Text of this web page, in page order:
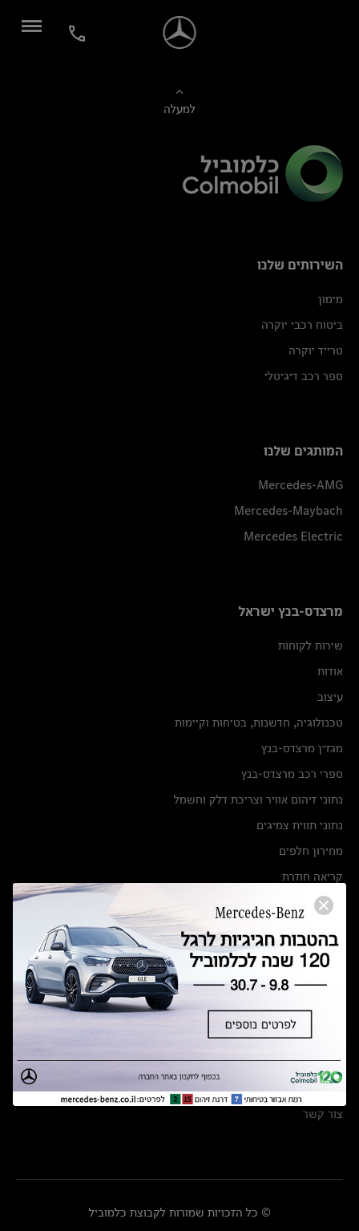
למעלה
השירותים שלנו
מימון
ביטוח רכבי יוקרה
טרייד יוקרה
ספר רכב דיגיטלי
המותגים שלנו
Mercedes-AMG
Mercedes-Maybach
Mercedes Electric
מרצדס-בנץ ישראל
שירות לקוחות
אודות
עיצוב
טכנולוגיה, חדשנות, בטיחות וקיימות
מגזין מרצדס-בנץ
ספרי רכב מרצדס-בנץ
נתוני זיהום אוויר וצריכת דלק וחשמל
נתוני תווית צמיגים
מחירון חלפים
קריאה חוזרת
הודעה על הטבות לרכבי מרצדס בהסדר פשרה בתצ 56447-02-19
תקנון ימי מכירות 120 לכלמוביל
מצאו אותנו
אולמות תצוגה
מרכזי שירות
צור קשר
© כל הזכויות שמורות לקבוצת כלמוביל